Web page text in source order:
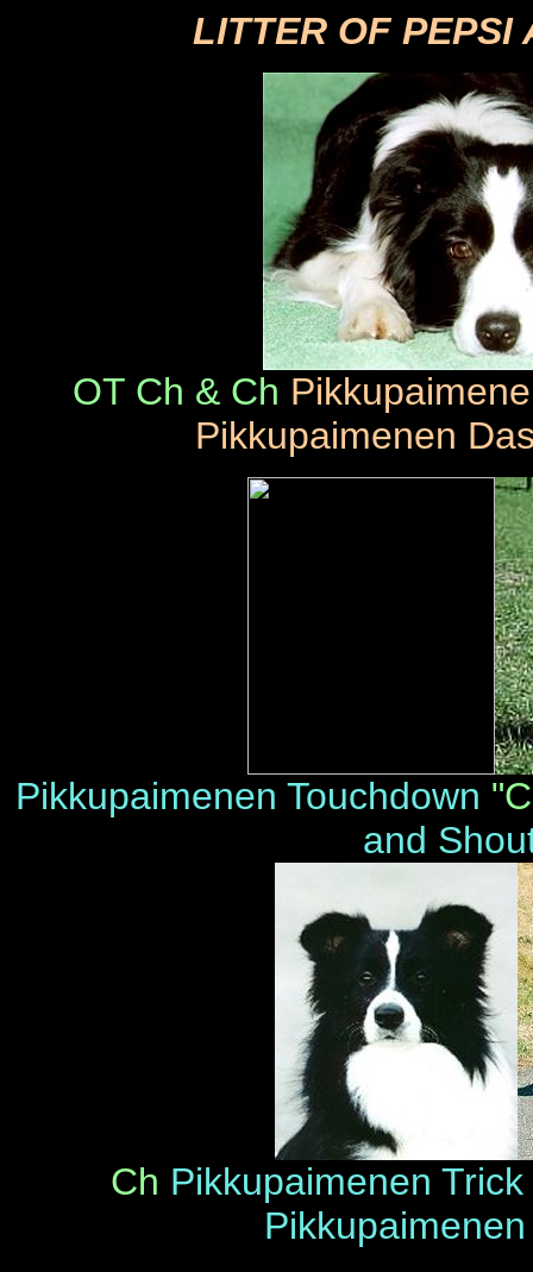
LITTER OF PEPSI
OT Ch & Ch
Pikkupaimenen
Pikkupaimenen Touchdown
and
Ch Pikkupaimenen